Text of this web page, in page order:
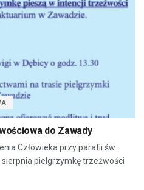
do Zawady
Człowieka przy parafii św.
pielgrzymkę trzeźwości